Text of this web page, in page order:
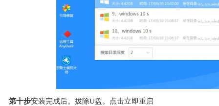
第十步安装完成后。拔除U盘。点击立即重启